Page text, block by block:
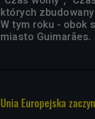
których
W tym roku - obok
miasto Guimarães.
Unia Europejska